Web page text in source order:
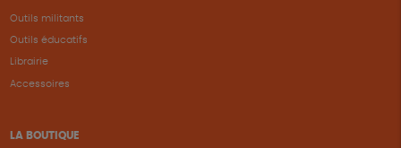
Outils militants
Outils éducatifs
Librairie
Accessoires
LA BOUTIQUE